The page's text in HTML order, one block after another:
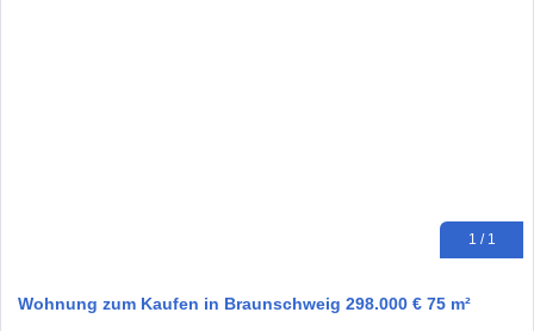
1 / 1
Wohnung zum Kaufen in Braunschweig 298.000 € 75 m²